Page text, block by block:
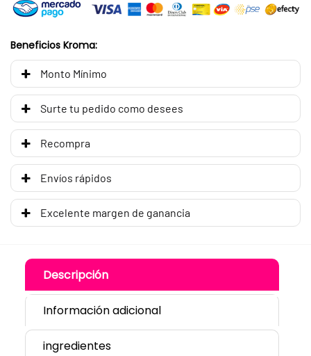
Beneficios Kroma:
Monto Mínimo
Surte tu pedido como desees
Recompra
Envíos rápidos
Excelente margen de ganancia
Descripción
Información adicional
ingredientes